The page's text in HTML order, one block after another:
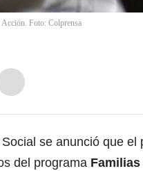
Acción. Foto: Colprensa
se anunció que
del programa